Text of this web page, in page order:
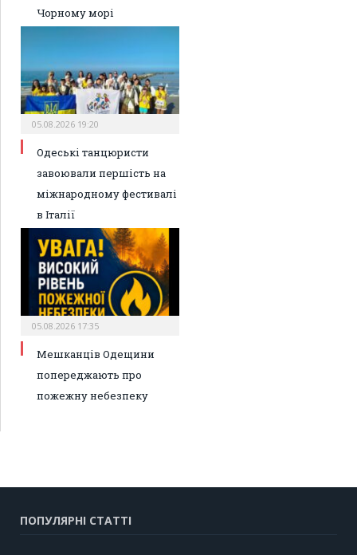
Чорному морі
05.08.2026 19:20
Одеські танцюристи
завоювали першість на
міжнародному фестивалі
в Італії
05.08.2026 17:35
Мешканців Одещини
попереджають про
пожежну небезпеку
ПОПУЛЯРНІ СТАТТІ